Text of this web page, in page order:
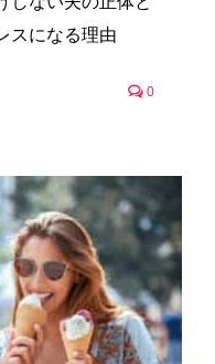
スになる理由
0